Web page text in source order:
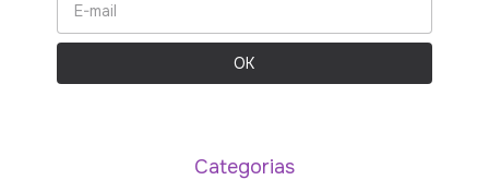
Categorias